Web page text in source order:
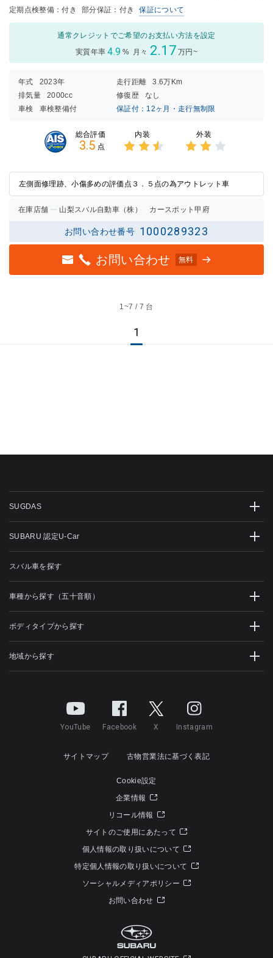
定期点検整備：付き 部分保証：付き 保証について
通常クレジットでご希望のお支払い方法を設定
実質年率 4.9 % 月々 2.17 万円~
年式 2023年 走行距離
3.6万Km
排気量
2000cc 修復歴
なし
車検
車検整備付 保証付：12ヶ月・走行無制限
総合評価
3.5 点
内装
2.5点
の評価
外装
2点の
評価
左側面修理跡、小傷多めの評価点３．５点の為アウトレット車
在庫店舗 山梨スバル自動車（株） カースポット甲府
お問い合わせ番号 1000289323
お問い合わせ 無料
1~7 / 7 台
1
SUGDAS
SUBARU 認定U-Car
スバル車を探す
車種から探す（五十音順）
ボディタイプから探す
地域から探す
YouTube Facebook X Instagram
サイトマップ 古物営業法に基づく表記
Cookie設定
企業情報
リコール情報
サイトのご使用にあたって
個人情報の取り扱いについて
特定個人情報の取り扱いについて
ソーシャルメディアポリシー
お問い合わせ